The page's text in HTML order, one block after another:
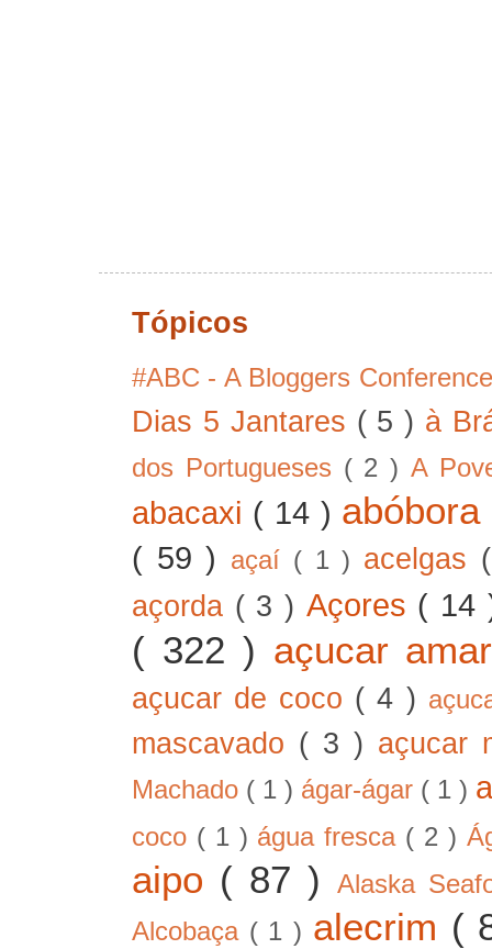
Tópicos
#ABC - A Bloggers
Dias 5 Jantares ( 5 ) à
dos Portugueses ( 2 )A
abacaxi ( 14 )
( 59 ) açaí ( 1 ) acelgas
açorda ( 3 ) Açores (
( 322 ) açucar
açucar de coco ( 4 )
mascavado ( 3 ) açucar
Machado ( 1 ) ágar-ágar ( 1 )
coco ( 1 ) água fresca ( 2 )
aipo ( 87 )Alaska
Alcobaça ( 1 ) alecrim (